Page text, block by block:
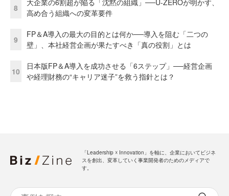
8
大企業の6割超が陥る「沈黙の組織」──U-ZEROが明かす、
高め合う組織への変革要件
9
FP＆A導入の最大の目的とは何か──導入を阻む「二つの
壁」、本社経営企画が果たすべき「真の役割」とは
10
日本版FP＆A導入を成功させる「6ステップ」──経営企画
や経理財務の“キャリア迷子”を救う指針とは？
「Leadership ☓ Innovation」を軸に、企業においてビジネ
スを創出、変革していく事業開発者のためのメディアで
す。